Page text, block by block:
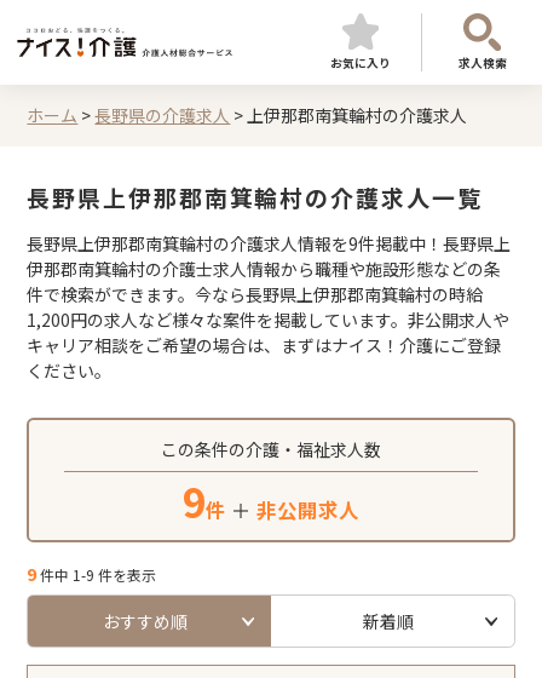
お気に入り 求人検索
ホーム >長野県の介護求人 >上伊那郡南箕輪村の介護求人
長野県上伊那郡南箕輪村の介護求人一覧
長野県上伊那郡南箕輪村の介護求人情報を9件掲載中！長野県上
伊那郡南箕輪村の介護士求人情報から職種や施設形態などの条
件で検索ができます。今なら長野県上伊那郡南箕輪村の時給
1,200円の求人など様々な案件を掲載しています。非公開求人や
キャリア相談をご希望の場合は、まずはナイス！介護にご登録
ください。
この条件の介護・福祉求人数
9件 ＋ 非公開求人
9件中 1-9 件を表示
おすすめ順 新着順